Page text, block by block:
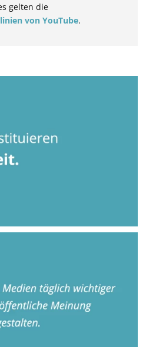
gelten die
von YouTube.